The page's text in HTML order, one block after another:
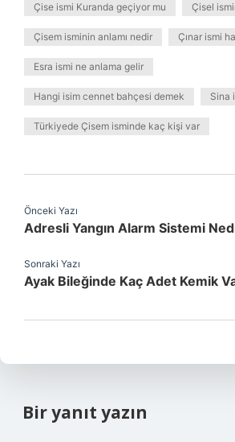
Çise ismi Kuranda geçiyor mu Çisel
Çisem isminin anlamı nedir Çınar ismi
Esra ismi ne anlama gelir
Hangi isim cennet bahçesi demek Sina
Türkiyede Çisem isminde kaç kişi var
Önceki Yazı
Adresli Yangın Alarm Sistemi
Sonraki Yazı
Ayak Bileğinde Kaç Adet Kemik
Bir yanıt yazın